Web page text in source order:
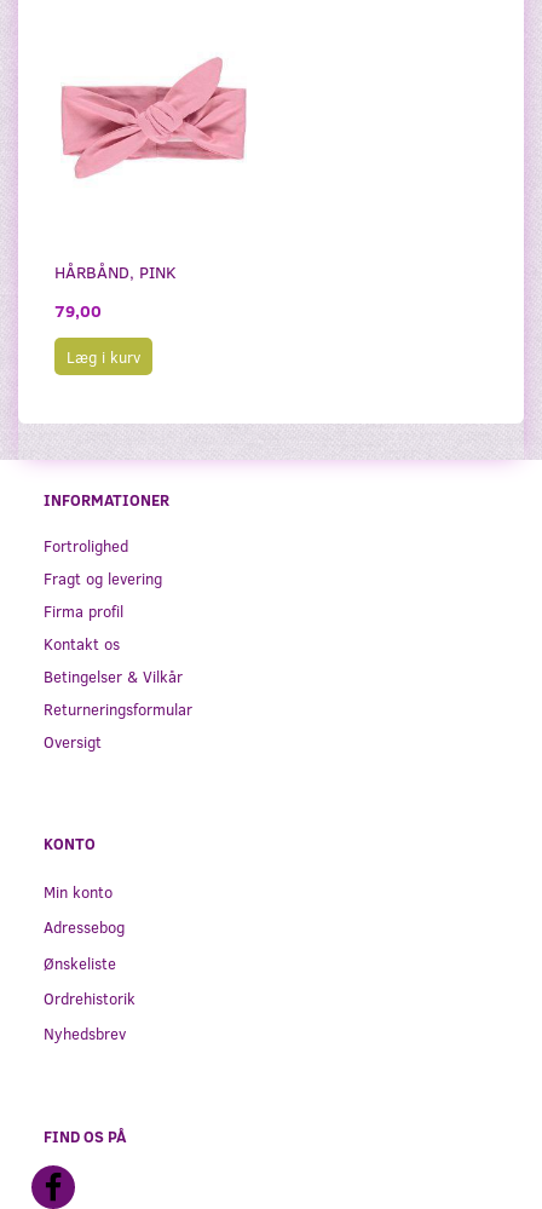
HÅRBÅND, PINK
79,00
Læg i kurv
INFORMATIONER
Fortrolighed
Fragt og levering
Firma profil
Kontakt os
Betingelser & Vilkår
Returneringsformular
Oversigt
KONTO
Min konto
Adressebog
Ønskeliste
Ordrehistorik
Nyhedsbrev
FIND OS PÅ